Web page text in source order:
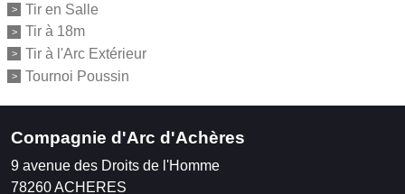
Tir en Salle
Tir à 18m
Tir à l'Arc Extérieur
Tournoi Poussin
Compagnie d'Arc d'Achères
9 avenue des Droits de l'Homme
78260ACHERES